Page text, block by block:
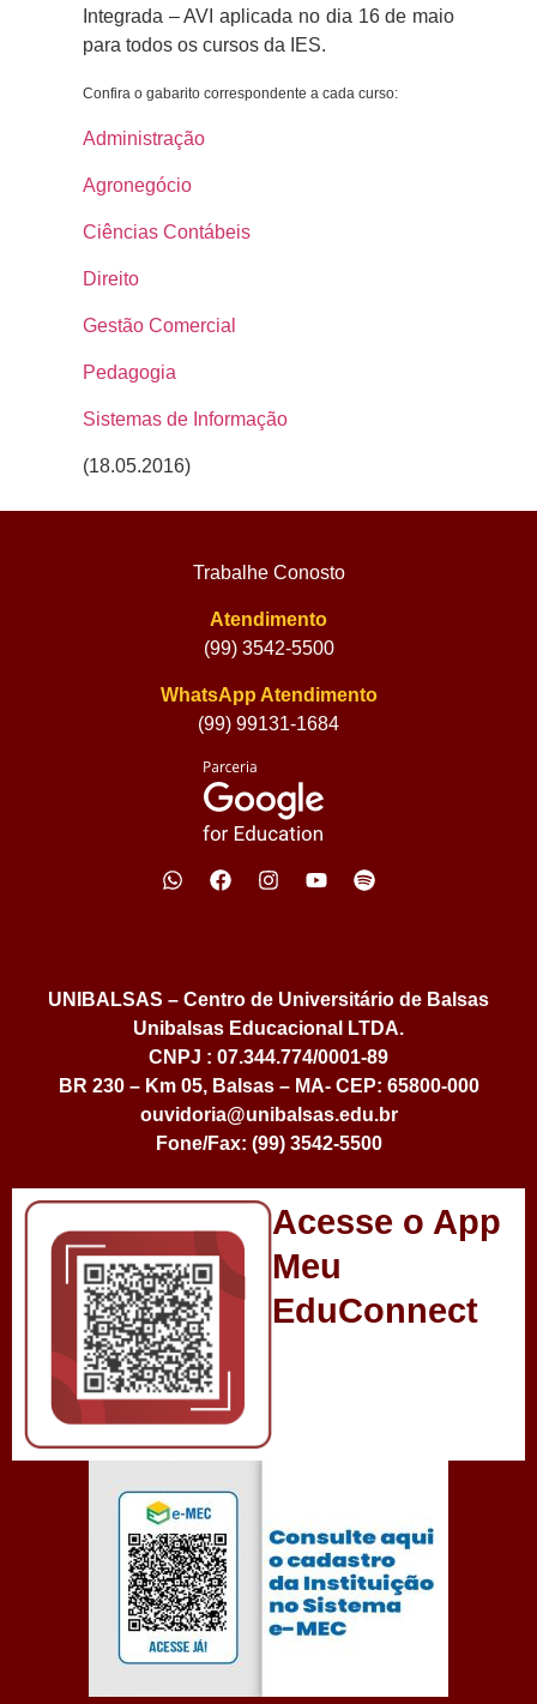
Integrada – AVI aplicada no dia 16 de maio
para todos os cursos da IES.
Confira o gabarito correspondente a cada curso:
Administração
Agronegócio
Ciências Contábeis
Direito
Gestão Comercial
Pedagogia
Sistemas de Informação
(18.05.2016)
Trabalhe Conosto
Atendimento
(99) 3542-5500
WhatsApp Atendimento
(99) 99131-1684
UNIBALSAS – Centro de Universitário de Balsas
Unibalsas Educacional LTDA.
CNPJ : 07.344.774/0001-89
BR 230 – Km 05, Balsas – MA- CEP: 65800-000
ouvidoria@unibalsas.edu.br
Fone/Fax: (99) 3542-5500
Acesse o App
Meu
EduConnect